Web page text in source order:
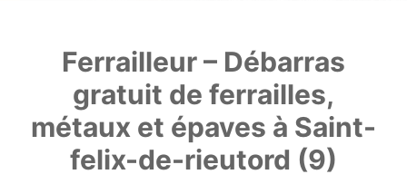
Ferrailleur – Débarras
gratuit de ferrailles,
métaux et épaves à Saint-
felix-de-rieutord (9)